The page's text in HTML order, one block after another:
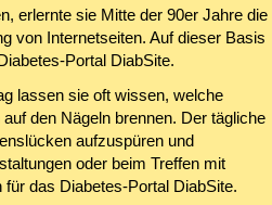
erlernte sie Mitte der 90er Jahre die
von Internetseiten. Auf dieser Basis
Portal DiabSite.
lassen sie oft wissen, welche
den Nägeln brennen. Der tägliche
aufzuspüren und
oder beim Treffen mit
das Diabetes-Portal DiabSite.